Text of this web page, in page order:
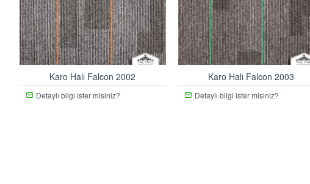
Karo Halı Falcon 2002
Detaylı bilgi ister misiniz?
Karo Halı Falcon 2003
Detaylı bilgi ister misiniz?